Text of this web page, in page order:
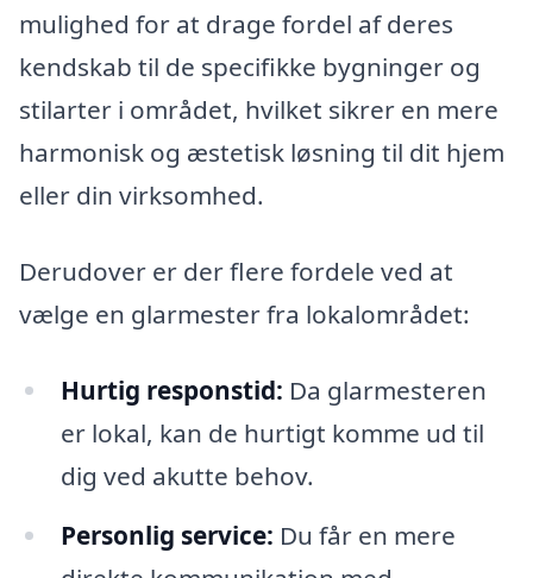
mulighed for at drage fordel af deres
kendskab til de specifikke bygninger og
stilarter i området, hvilket sikrer en mere
harmonisk og æstetisk løsning til dit hjem
eller din virksomhed.
Derudover er der flere fordele ved at
vælge en glarmester fra lokalområdet:
Hurtig responstid: Da glarmesteren
er lokal, kan de hurtigt komme ud til
dig ved akutte behov.
Personlig service: Du får en mere